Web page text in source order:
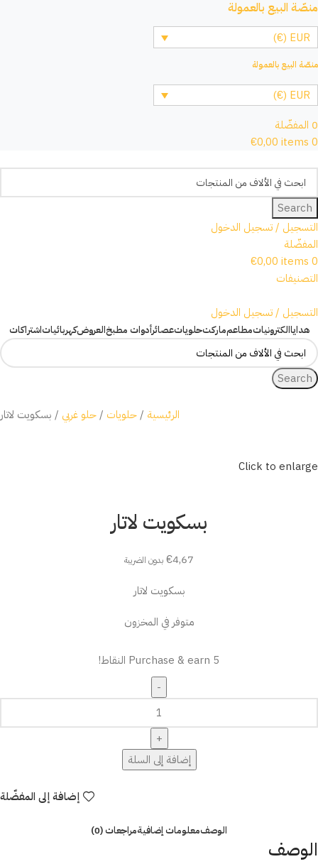
منصّة البيع بالعمولة
EUR (€)
منصّة البيع بالعمولة
EUR (€)
0 المفضّلة
0
items
€0,00
Search
التسجيل / تسجيل الدخول
المفضّلة
0
items
€0,00
التصنيفات
التسجيل / تسجيل الدخول
هداياالكترونياتمطاعمماركتحلوياتعصائرأدوات مطبخالعروضكهربائياتاشتراكات
Search
الرئيسية حلويات حلو غربي بسكويت لاتار
Click to enlarge
بسكويت لاتار
€4,67 بدون الضريبة
بسكويت لاتار
متوفر في المخزون
Purchase & earn 5 النقاط!
إضافة إلى السلة
إضافة إلى المفضّلة
الوصفمعلومات إضافيةمراجعات (0)
الوصف